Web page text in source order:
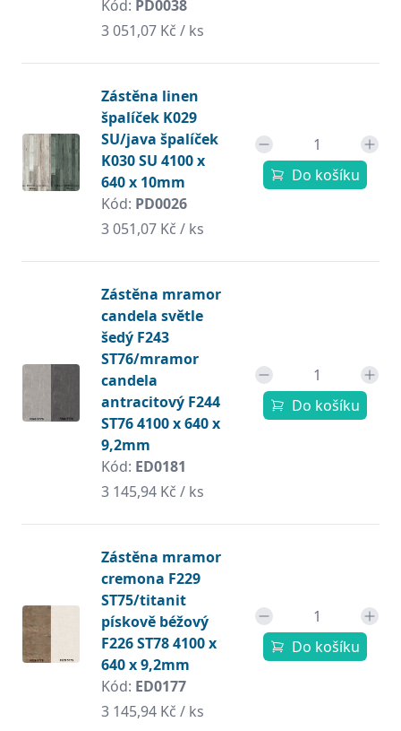
Kód: PD0038
3 051,07 Kč / ks
Zástěna linen
špalíček K029
SU/java špalíček
K030 SU 4100 x
640 x 10mm
Kód: PD0026
3 051,07 Kč / ks
Do košíku
Zástěna mramor
candela světle
šedý F243
ST76/mramor
candela
antracitový F244
ST76 4100 x 640 x
9,2mm
Kód: ED0181
3 145,94 Kč / ks
Do košíku
Zástěna mramor
cremona F229
ST75/titanit
pískově béžový
F226 ST78 4100 x
640 x 9,2mm
Kód: ED0177
3 145,94 Kč / ks
Do košíku